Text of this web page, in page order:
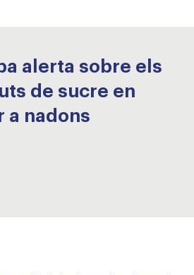
alerta sobre els
de sucre en
a nadons